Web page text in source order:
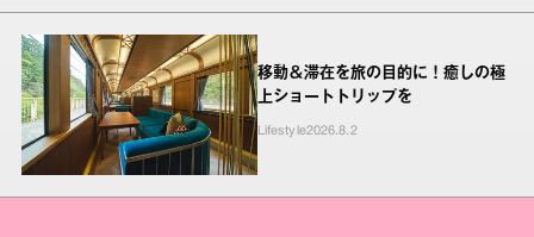
移動＆滞在を旅の目的に！癒しの極
上ショートトリップを
Lifestyle2026.8.2